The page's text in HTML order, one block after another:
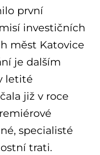
první
investičních
měst Katovice
je dalším
letité
již v roce
specialisté
trati.